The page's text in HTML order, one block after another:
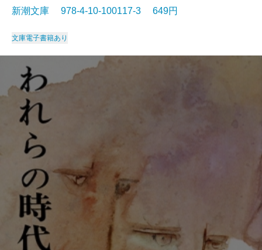
新潮文庫 978-4-10-100117-3 649円
文庫電子書籍あり